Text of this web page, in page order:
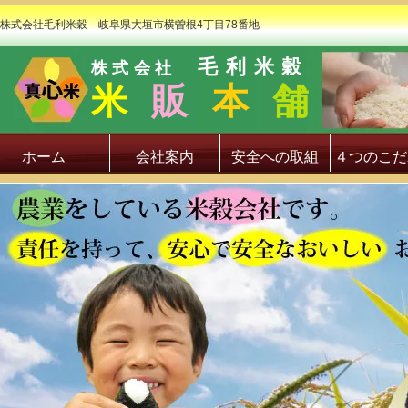
株式会社毛利米穀 岐阜県大垣市横曽根4丁目78番地
株式会社 毛利米穀
米 販 本 舗
ホーム 会社案内 安全への取組 ４つのこ